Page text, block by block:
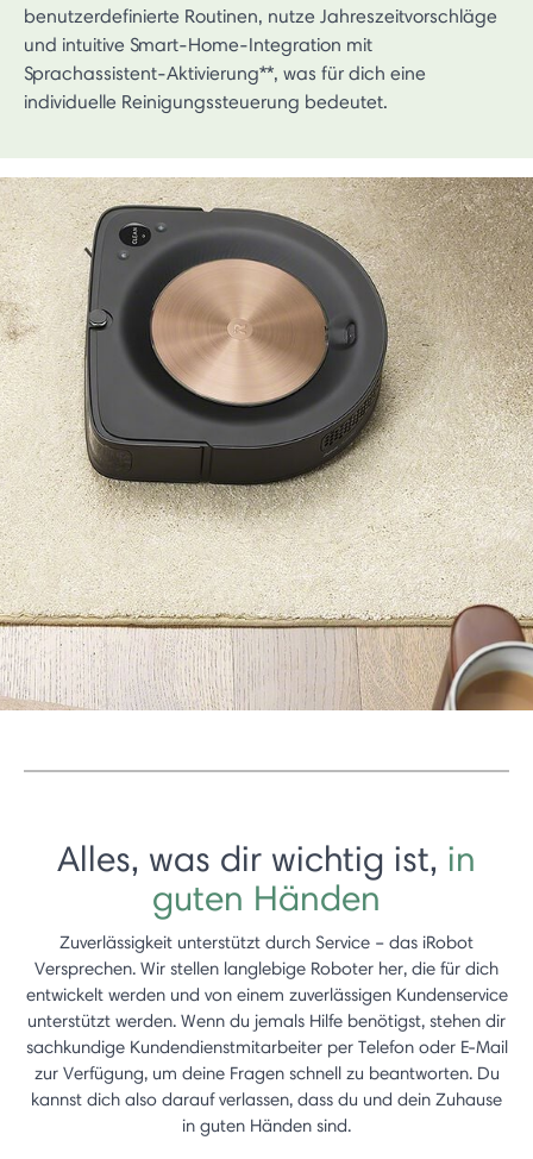
benutzerdefinierte Routinen, nutze Jahreszeitvorschläge
und intuitive Smart-Home-Integration mit
Sprachassistent-Aktivierung**, was für dich eine
individuelle Reinigungssteuerung bedeutet.
Alles, was dir wichtig ist, in
guten Händen
Zuverlässigkeit unterstützt durch Service – das iRobot
Versprechen. Wir stellen langlebige Roboter her, die für dich
entwickelt werden und von einem zuverlässigen Kundenservice
unterstützt werden. Wenn du jemals Hilfe benötigst, stehen dir
sachkundige Kundendienstmitarbeiter per Telefon oder E-Mail
zur Verfügung, um deine Fragen schnell zu beantworten. Du
kannst dich also darauf verlassen, dass du und dein Zuhause
in guten Händen sind.